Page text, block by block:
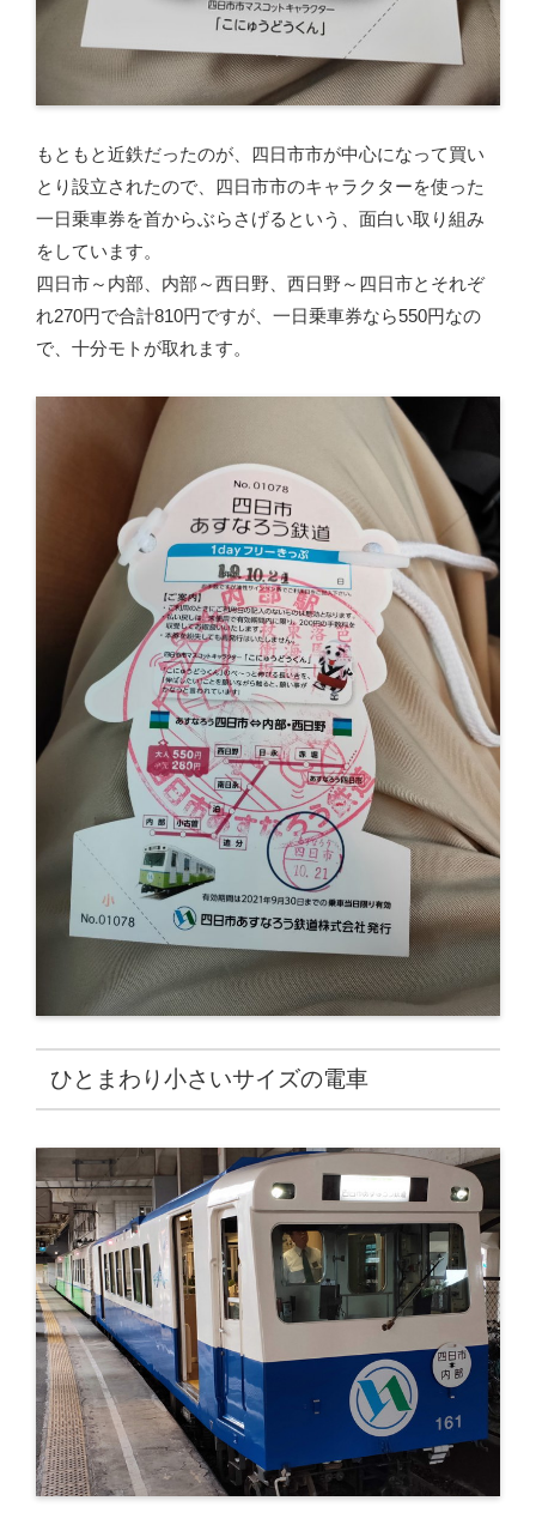
もともと近鉄だったのが、四日市市が中心になって買い
とり設立されたので、四日市市のキャラクターを使った
一日乗車券を首からぶらさげるという、面白い取り組み
をしています。
四日市～内部、内部～西日野、西日野～四日市とそれぞ
れ270円で合計810円ですが、一日乗車券なら550円なの
で、十分モトが取れます。
ひとまわり小さいサイズの電車